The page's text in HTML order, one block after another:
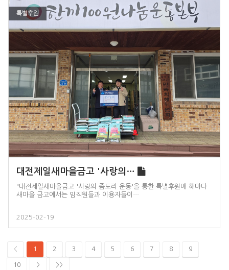
특별후원
대전제일새마을금고 '사랑의…
"대전제일새마을금고 '사랑의 좀도리 운동'을 통한 특별후원매 해마다
새마을 금고에서는 임직원들과 이용자들이…
2025-02-19
< 1 2 3 4 5 6 7 8 9
10 > >>